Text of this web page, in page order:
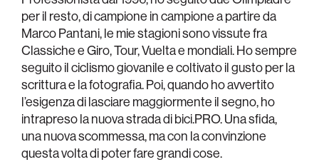
per il resto, di campione in campione a partire da
Marco Pantani, le mie stagioni sono vissute fra
Classiche e Giro, Tour, Vuelta e mondiali. Ho sempre
seguito il ciclismo giovanile e coltivato il gusto per la
scrittura e la fotografia. Poi, quando ho avvertito
l’esigenza di lasciare maggiormente il segno, ho
intrapreso la nuova strada di bici.PRO. Una sfida,
una nuova scommessa, ma con la convinzione
questa volta di poter fare grandi cose.